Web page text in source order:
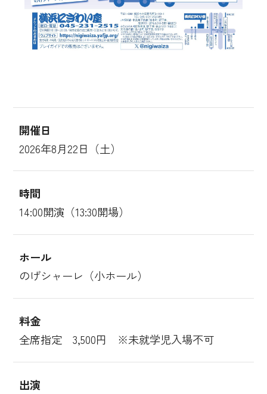
開催日
2026年8月22日（土）
時間
14:00開演（13:30開場）
ホール
のげシャーレ（小ホール）
料金
全席指定 3,500円 ※未就学児入場不可
出演